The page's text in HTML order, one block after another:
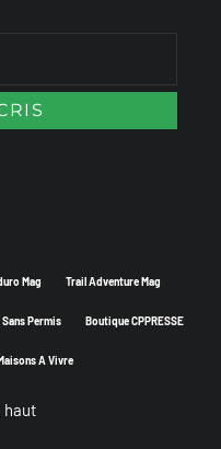
Mag Trail Adventure Mag
Permis Boutique CPPRESSE
A Vivre
haut